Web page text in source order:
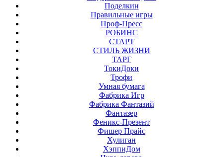
Поделкин
Правильные игры
Проф-Пресс
РОБИНС
СТАРТ
СТИЛЬ ЖИЗНИ
ТАРГ
ТокиДоки
Трофи
Умная бумага
Фабрика Игр
Фабрика Фантазий
Фантазер
Феникс-Презент
Фишер Прайс
Хулиган
ХэппиДом